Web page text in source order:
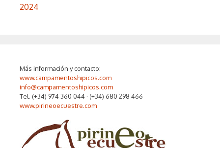
2024
Más información y contacto:
www.campamentoshipicos.com
info@campamentoshipicos.com
Tel. (+34) 974 360 044 · (+34) 680 298 466
www.pirineoecuestre.com